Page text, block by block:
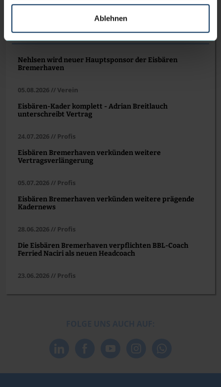
Ablehnen
WEITERE NEWS
Nehlsen wird neuer Hauptsponsor der Eisbären
Bremerhaven
05.08.2026 // Verein
Eisbären-Kader komplett - Adrian Breitlauch
unterschreibt Vertrag
24.07.2026 // Profis
Eisbären Bremerhaven verkünden weitere
Vertragsverlängerung
05.07.2026 // Profis
Eisbären Bremerhaven verkünden weitere prägende
Kadernews
28.06.2026 // Profis
Die Eisbären Bremerhaven verpflichten BBL-Coach
Ferried Naciri als neuen Headcoach
23.06.2026 // Profis